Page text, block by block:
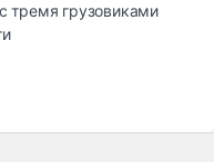
тремя грузовиками